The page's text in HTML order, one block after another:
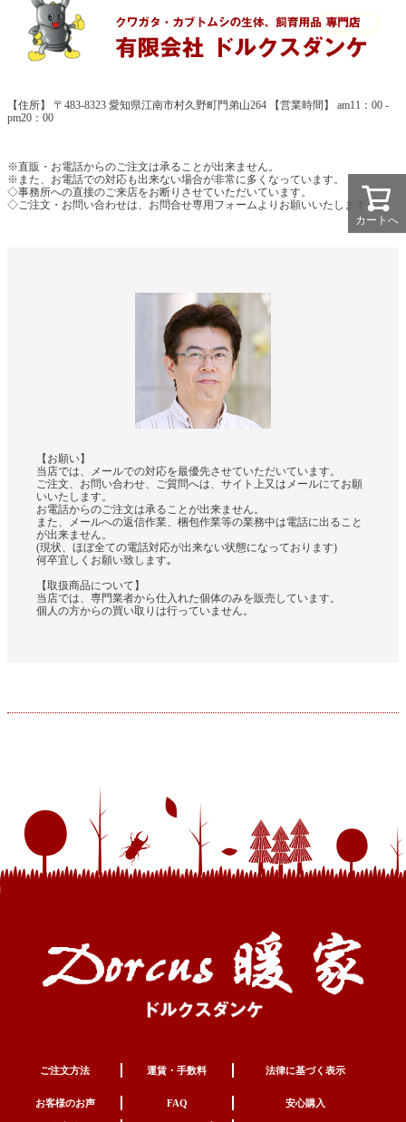
【住所】 〒483-8323 愛知県江南市村久野町門弟山264 【営業時間】 am11：00 -
pm20：00
※直販・お電話からのご注文は承ることが出来ません。
※また、お電話での対応も出来ない場合が非常に多くなっています。
◇事務所への直接のご来店をお断りさせていただいています。
◇ご注文・お問い合わせは、お問合せ専用フォームよりお願いいたします。
【お願い】
当店では、メールでの対応を最優先させていただいています。
ご注文、お問い合わせ、ご質問へは、サイト上又はメールにてお願
いいたします。
お電話からのご注文は承ることが出来ません。
また、メールへの返信作業、梱包作業等の業務中は電話に出ること
が出来ません。
(現状、ほぼ全ての電話対応が出来ない状態になっております)
何卒宜しくお願い致します｡
【取扱商品について】
当店では、専門業者から仕入れた個体のみを販売しています。
個人の方からの買い取りは行っていません。
ご注文方法 運賃・手数料 法律に基づく表示
お客様のお声 FAQ 安心購入
カートへ